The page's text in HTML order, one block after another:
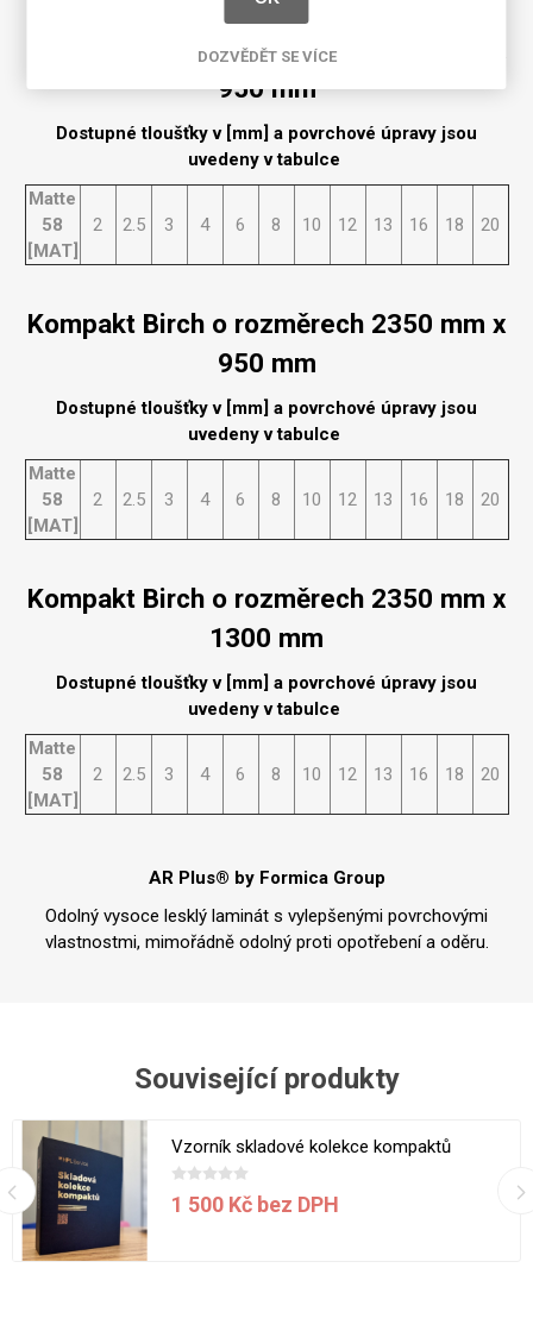
Kompakt Birch o rozměrech 2150 mm x
950 mm
Dostupné tloušťky v [mm] a povrchové úpravy jsou
uvedeny v tabulce
Matte
58
[MAT]
2 2.5 3 4 6 8 10 12 13 16 18 20
Kompakt Birch o rozměrech 2350 mm x
950 mm
Dostupné tloušťky v [mm] a povrchové úpravy jsou
uvedeny v tabulce
Matte
58
[MAT]
2 2.5 3 4 6 8 10 12 13 16 18 20
Kompakt Birch o rozměrech 2350 mm x
1300 mm
Dostupné tloušťky v [mm] a povrchové úpravy jsou
uvedeny v tabulce
Matte
58
[MAT]
2 2.5 3 4 6 8 10 12 13 16 18 20
AR Plus® by Formica Group
Odolný vysoce lesklý laminát s vylepšenými povrchovými
vlastnostmi, mimořádně odolný proti opotřebení a oděru.
Související produkty
Vzorník skladové kolekce kompaktů
1 500 Kč bez DPH
DOZVĚDĚT SE VÍCE